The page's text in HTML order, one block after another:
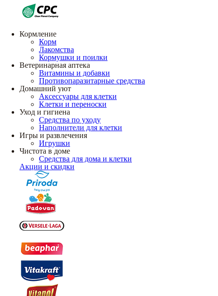
Кормление
Корм
Лакомства
Кормушки и поилки
Ветеринарная аптека
Витамины и добавки
Противопаразитарные средства
Домашний уют
Аксессуары для клетки
Клетки и переноски
Уход и гигиена
Средства по уходу
Наполнители для клетки
Игры и развлечения
Игрушки
Чистота в доме
Средства для дома и клетки
Акции и скидки